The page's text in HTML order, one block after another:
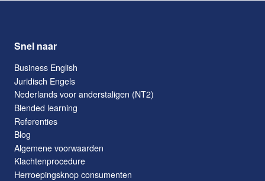
Snel naar
Business English
Juridisch Engels
Nederlands voor anderstaligen (NT2)
Blended learning
Referenties
Blog
Algemene voorwaarden
Klachtenprocedure
Herroepingsknop consumenten